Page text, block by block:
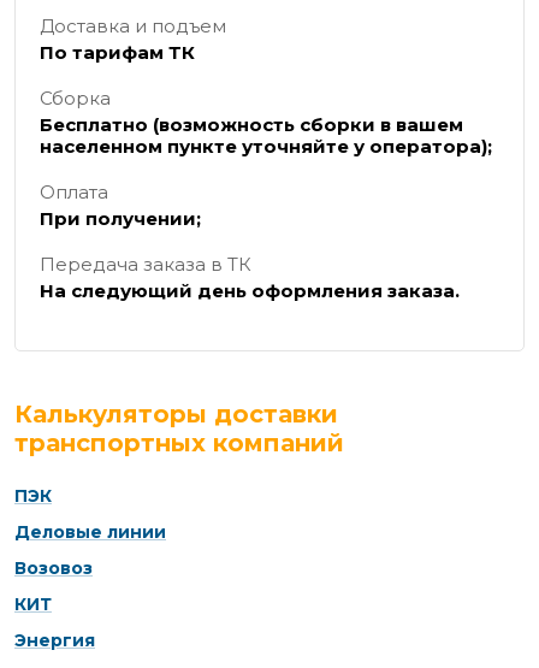
Доставка и подъем
По тарифам ТК
Сборка
Бесплатно (возможность сборки в вашем
населенном пункте уточняйте у оператора);
Оплата
При получении;
Передача заказа в ТК
На следующий день оформления заказа.
Калькуляторы доставки
транспортных компаний
ПЭК
Деловые линии
Возовоз
КИТ
Энергия